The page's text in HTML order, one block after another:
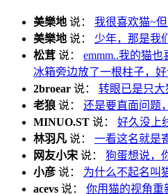
美樂地 说： 我很喜欢猫~
美樂地 说： 少年，那是我
松茸 说： emmm..我的猫
冰箱旁边放了一根柱子，
2broear 说： 转眼已是只大
老狼 说： 还是要直面问题
MINUO.ST 说： 好久没上
林羽凡 说： 一看这名就是
网友小宋说： 狗蛋想说，
小彦 说： 为什么不起名叫
acevs 说： 你用猫的视角重